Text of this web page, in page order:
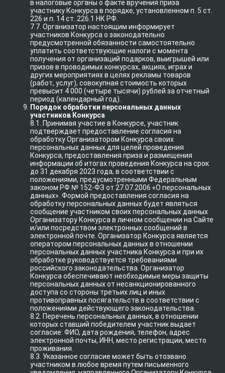
в налоговые органы о факте вручения приза
участнику Конкурса в порядке, установленном п. 5 ст.
226 и п. 14 ст. 226.1 НК РФ.
7.7. Организатор настоящим информирует
участников Конкурса о законодательно
предусмотренной обязанности самостоятельно
уплатить соответствующие налоги с момента
получения от организаций подарков, выигрышей или
призов в проводимых конкурсах, акциях, играх и
других мероприятиях в целях рекламы товаров
(работ, услуг), совокупная стоимость которых
превысит 4 000 (четыре тысячи) рублей за отчетный
период (календарный год).
Порядок обработки персональных данных
участников Конкурса
8.1. Принимая участие в Конкурсе, участник
подтверждает предоставление согласия на
обработку Организатором Конкурса своих
персональных данных для целей проведения
Конкурса, предоставления приза и размещения
информации об итогах проведения Конкурса на срок
до 31 декабря 2023 года, в соответствии с
положениями, предусмотренными Федеральным
законом РФ № 152-ФЗ от 27.07.2006 «О персональных
данных». Формой предоставления согласия на
обработку персональных данных будет являться
сообщение участником своих персональных данных
Организатору Конкурса в личном сообщении на Сайте
и/или посредством электронных сообщений в
электронной почте. Организатор Конкурса является
оператором персональных данных в отношении
персональных данных участника Конкурса и при их
обработке руководствуется требованиями
российского законодательства. Организатор
Конкурса обеспечивают необходимые меры защиты
персональных данных от несанкционированного
доступа со стороны третьих лиц и иных
противоправных посягательств в соответствии с
положениями действующего законодательства.
8.2. Перечень персональных данных, в отношении
которых ставший победителем участник выдает
согласие: ФИО, дата рождения, телефон, адрес
электронной почты, ИНН, место регистрации, место
проживания.
8.3. Указанное согласие может быть отозвано
участником в любое время путем письменного